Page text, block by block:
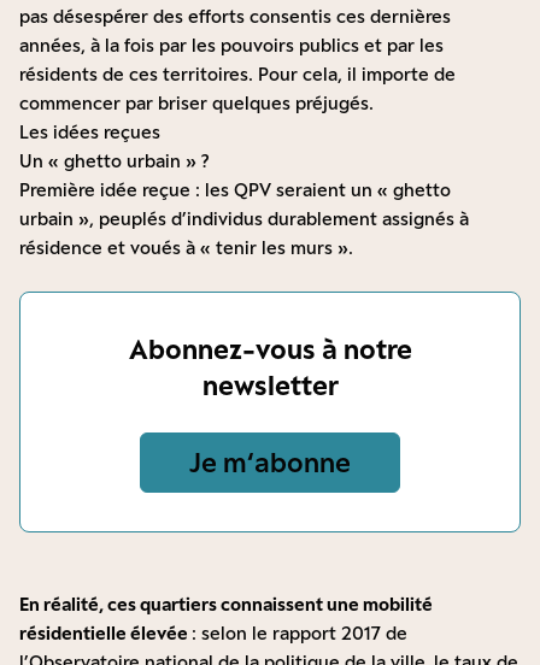
pas désespérer des efforts consentis ces dernières
années, à la fois par les pouvoirs publics et par les
résidents de ces territoires. Pour cela, il importe de
commencer par briser quelques préjugés.
Les idées reçues
Un « ghetto urbain » ?
Première idée reçue : les QPV seraient un « ghetto
urbain », peuplés d’individus durablement assignés à
résidence et voués à « tenir les murs ».
Abonnez-vous à notre
newsletter
Je m‘abonne
En réalité, ces quartiers connaissent une mobilité
résidentielle élevée : selon le rapport 2017 de